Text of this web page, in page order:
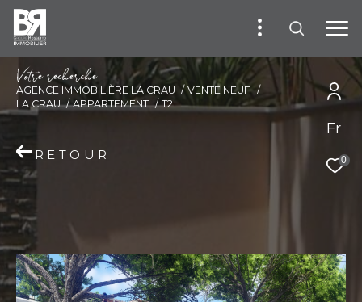
Fr
0
Votre recherche
AGENCE IMMOBILIÈRE LA CRAU
VENTE NEUF
LA CRAU
APPARTEMENT T2
RETOUR